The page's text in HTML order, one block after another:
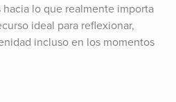
lo que realmente importa
ideal para reflexionar,
incluso en los momentos